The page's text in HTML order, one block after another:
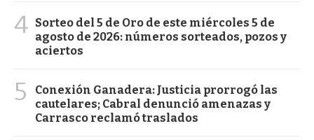
4 Sorteo del 5 de Oro de este miércoles 5 de
agosto de 2026: números sorteados, pozos y
aciertos
5
Conexión Ganadera: Justicia prorrogó las
cautelares; Cabral denunció amenazas y
Carrasco reclamó traslados